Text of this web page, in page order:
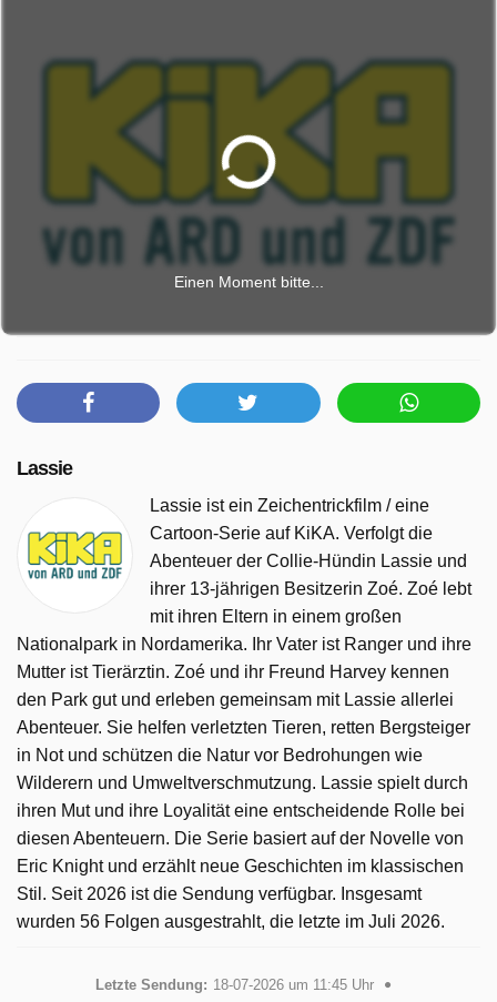
Einen Moment bitte...
Lassie
Lassie ist ein Zeichentrickfilm / eine
Cartoon-Serie auf KiKA. Verfolgt die
Abenteuer der Collie-Hündin Lassie und
ihrer 13-jährigen Besitzerin Zoé. Zoé lebt
mit ihren Eltern in einem großen
Nationalpark in Nordamerika. Ihr Vater ist Ranger und ihre
Mutter ist Tierärztin. Zoé und ihr Freund Harvey kennen
den Park gut und erleben gemeinsam mit Lassie allerlei
Abenteuer. Sie helfen verletzten Tieren, retten Bergsteiger
in Not und schützen die Natur vor Bedrohungen wie
Wilderern und Umweltverschmutzung. Lassie spielt durch
ihren Mut und ihre Loyalität eine entscheidende Rolle bei
diesen Abenteuern. Die Serie basiert auf der Novelle von
Eric Knight und erzählt neue Geschichten im klassischen
Stil. Seit 2026 ist die Sendung verfügbar. Insgesamt
wurden 56 Folgen ausgestrahlt, die letzte im Juli 2026.
Letzte Sendung: 18-07-2026 um 11:45 Uhr